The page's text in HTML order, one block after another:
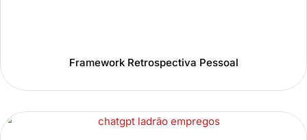
Framework Retrospectiva Pessoal